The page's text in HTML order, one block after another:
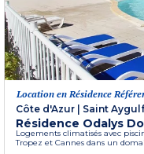
Location en Résidence
Côte d'Azur
Saint Aygulf
Résidence Odalys
Logements climatisés avec
Tropez et Cannes dans un